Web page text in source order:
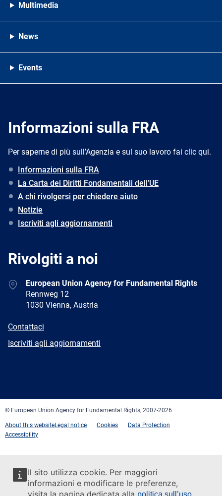
Il sito utilizza cookie. Per maggiori
informazioni e modificare le preferenze,
visita la pagina dedicata alla politica sull’uso
Multimedia
News
Events
Informazioni sulla FRA
Per saperne di più sull’Agenzia e sul suo lavoro fai clic qui.
Informazioni sulla FRA
La Carta dei Diritti Fondamentali dell’UE
A chi rivolgersi per chiedere aiuto
Notizie
Iscriviti agli aggiornamenti
Rivolgiti a noi
AddressEuropean Union Agency for Fundamental Rights
Rennweg 12
1030 Vienna, Austria
E-
Contattaci
Newsletter
Iscriviti agli aggiornamenti
© European Union Agency for Fundamental Rights, 2007-2026
About this websiteLegal notice Cookies
Data Protection
Accessibility